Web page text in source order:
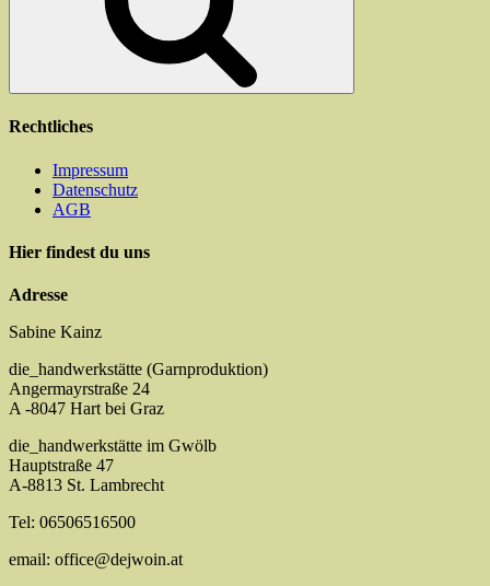
Rechtliches
Impressum
Datenschutz
AGB
Hier findest du uns
Adresse
Sabine Kainz
die_handwerkstätte (Garnproduktion)
Angermayrstraße 24
A -8047 Hart bei Graz
die_handwerkstätte im Gwölb
Hauptstraße 47
A-8813 St. Lambrecht
Tel: 06506516500
email: office@dejwoin.at